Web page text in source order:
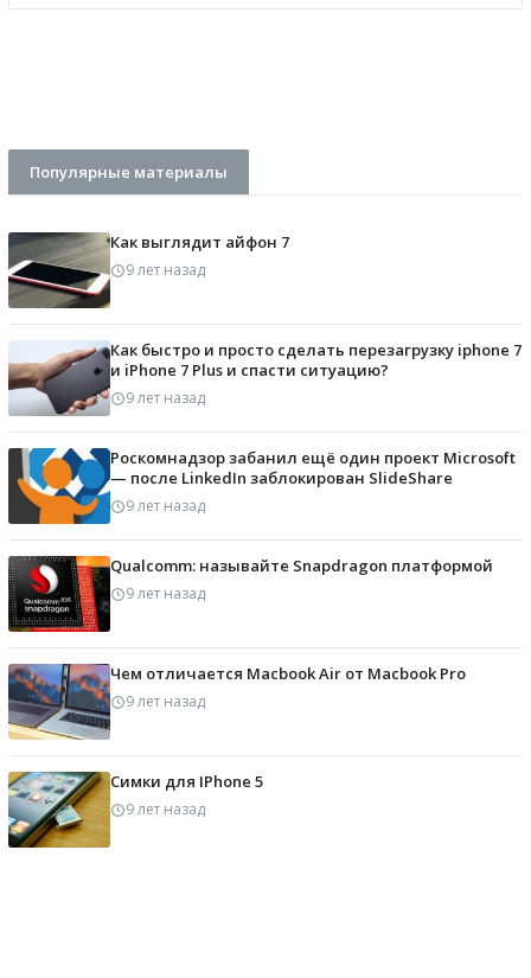
Популярные материалы
Как выглядит айфон 7
9 лет назад
Как быстро и просто сделать перезагрузку iphone 7
и iPhone 7 Plus и спасти ситуацию?
9 лет назад
Роскомнадзор забанил ещё один проект Microsoft
— после LinkedIn заблокирован SlideShare
9 лет назад
Qualcomm: называйте Snapdragon платформой
9 лет назад
Чем отличается Macbook Air от Macbook Pro
9 лет назад
Симки для IPhone 5
9 лет назад